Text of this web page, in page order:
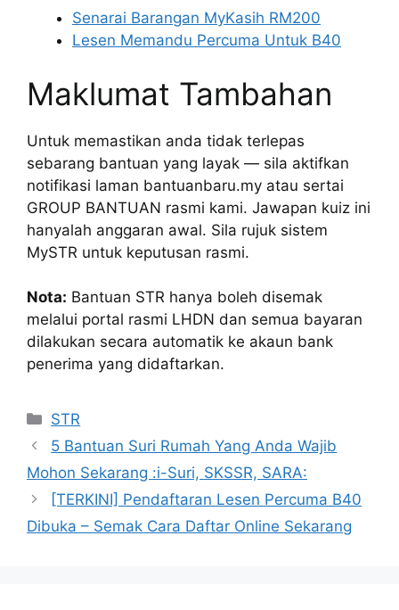
Senarai Barangan MyKasih RM200
Lesen Memandu Percuma Untuk B40
Maklumat Tambahan
Untuk memastikan anda tidak terlepas
sebarang bantuan yang layak — sila aktifkan
notifikasi laman bantuanbaru.my atau sertai
GROUP BANTUAN rasmi kami. Jawapan kuiz ini
hanyalah anggaran awal. Sila rujuk sistem
MySTR untuk keputusan rasmi.
Nota: Bantuan STR hanya boleh disemak
melalui portal rasmi LHDN dan semua bayaran
dilakukan secara automatik ke akaun bank
penerima yang didaftarkan.
Categories
STR
5 Bantuan Suri Rumah Yang Anda Wajib
Mohon Sekarang :i-Suri, SKSSR, SARA:
[TERKINI] Pendaftaran Lesen Percuma B40
Dibuka – Semak Cara Daftar Online Sekarang